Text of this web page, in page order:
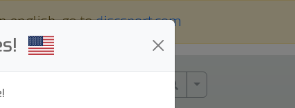
english, go todiscsport.com
More Search..